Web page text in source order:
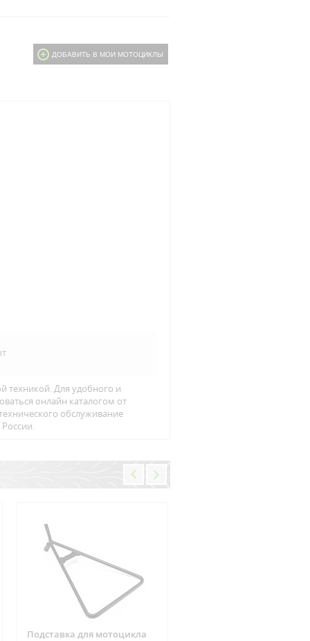
ДОБАВИТЬ В МОИ МОТОЦИКЛЫ
техникой. Для удобного и
онлайн каталогом от
обслуживание
Подставка для мотоцикла